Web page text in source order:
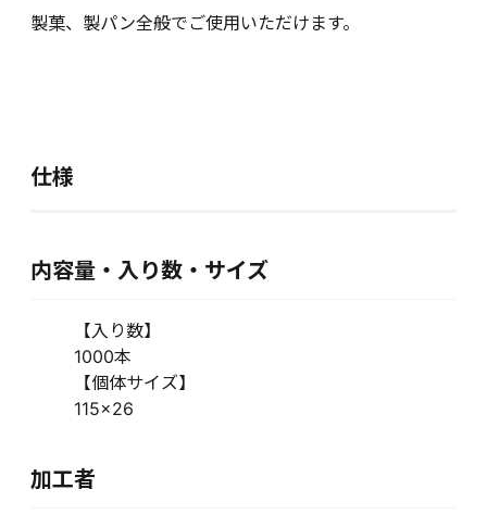
製菓、製パン全般でご使用いただけます。
仕様
内容量・入り数・サイズ
【入り数】
1000本
【個体サイズ】
115×26
加工者